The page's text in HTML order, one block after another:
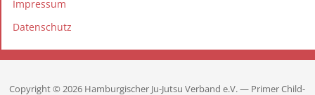
Impressum
Datenschutz
Copyright © 2026 Hamburgischer Ju-Jutsu Verband e.V. — Primer Child-